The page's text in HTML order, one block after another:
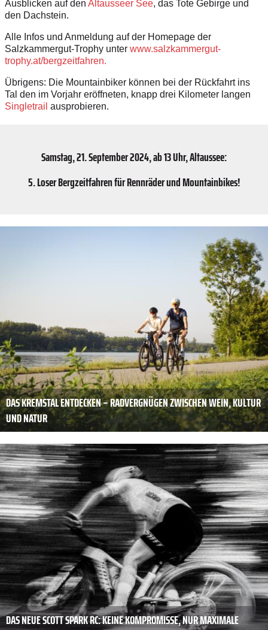
Ausblicken auf den Altausseer See, das Tote Gebirge und
den Dachstein.
Alle Infos und Anmeldung auf der Homepage der
Salzkammergut-Trophy unter www.salzkammergut-
trophy.at/bergzeitfahren.
Übrigens: Die Mountainbiker können bei der Rückfahrt ins
Tal den im Vorjahr eröffneten, knapp drei Kilometer langen
Singletrail ausprobieren.
Samstag, 21. September 2024, ab 13 Uhr, Altaussee:
5. Loser Bergzeitfahren für Rennräder und Mountainbikes!
DAS KREMSTAL ENTDECKEN – RADVERGNÜGEN ZWISCHEN WEIN, KULTUR
UND NATUR
DAS NEUE SCOTT SPARK RC: KEINE KOMPROMISSE, NUR MAXIMALE